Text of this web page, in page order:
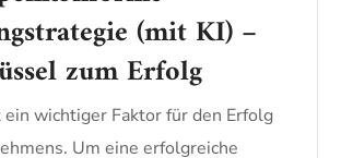
(mit KI) –
zum Erfolg
wichtiger Faktor für den Erfolg
Um eine erfolgreiche